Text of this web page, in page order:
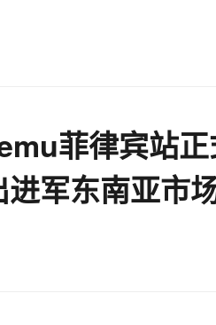
菲律宾站
进军东南亚市